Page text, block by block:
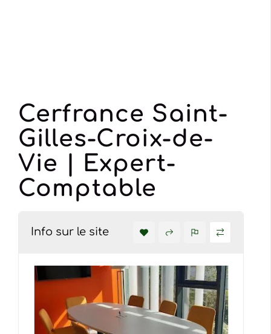
Cerfrance Saint-
Gilles-Croix-de-
Vie | Expert-
Comptable
Info sur le site